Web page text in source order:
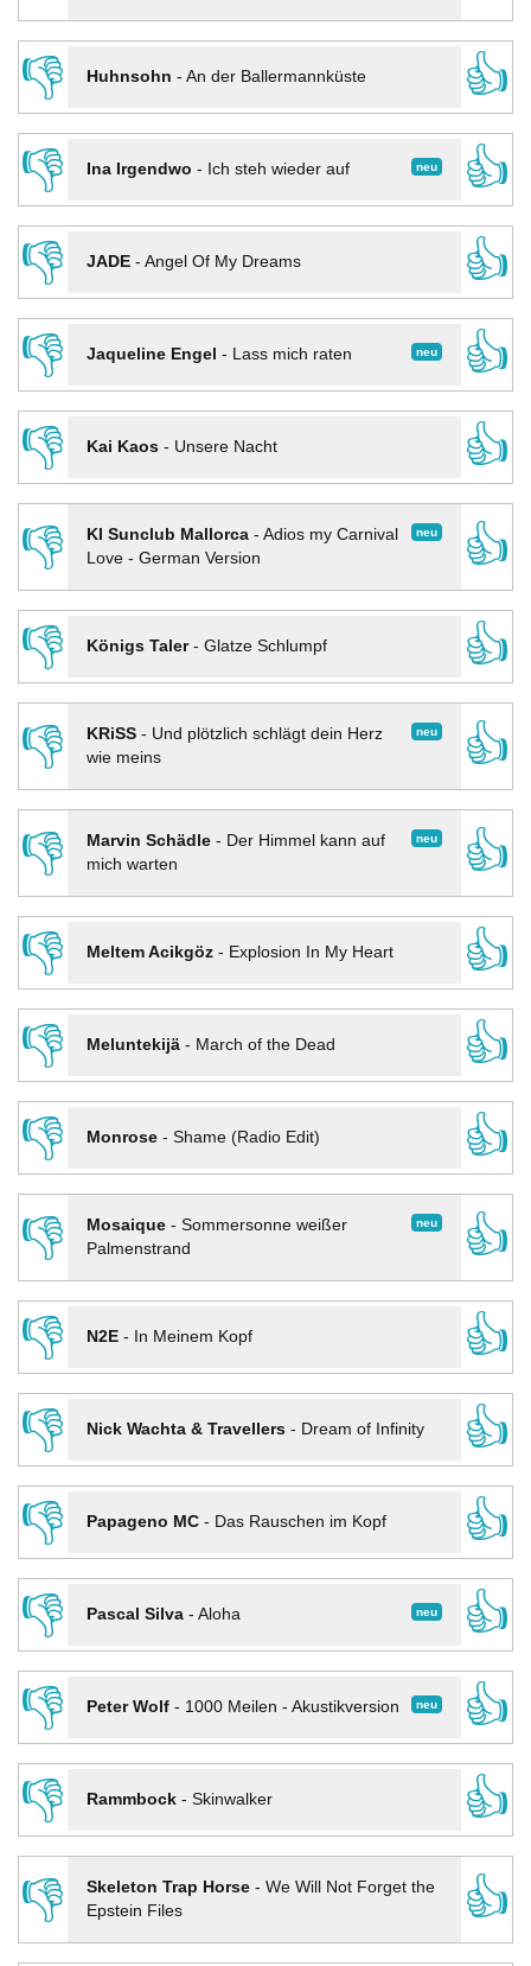
👎
Huhnsohn - An der Ballermannküste
👍
👎
neu
Ina Irgendwo - Ich steh wieder auf
👍
👎
JADE- Angel Of My Dreams
👍
👎
neu
Jaqueline Engel - Lass mich raten
👍
👎
Kai Kaos- Unsere Nacht
👍
👎
neu
KI Sunclub Mallorca- Adios my Carnival
Love - German Version
👍
👎
Königs Taler- Glatze Schlumpf
👍
👎
neu
KRiSS- Und plötzlich schlägt dein Herz
wie meins
👍
👎 neu
Marvin Schädle- Der Himmel kann auf
mich warten
👍
👎
Meltem Acikgöz- Explosion In My Heart
👍
👎
Meluntekijä- March of the Dead
👍
👎
Monrose- Shame (Radio Edit)
👍
👎
neu
Mosaique- Sommersonne weißer
Palmenstrand
👍
👎
N2E- In Meinem Kopf
👍
👎
Nick Wachta & Travellers- Dream of Infinity
👍
👎
Papageno MC- Das Rauschen im Kopf
👍
👎
neu
Pascal Silva- Aloha
👍
👎
neu
Peter Wolf- 1000 Meilen - Akustikversion
👍
👎
Rammbock- Skinwalker
👍
👎
Skeleton Trap Horse- We Will Not Forget the
Epstein Files
👍